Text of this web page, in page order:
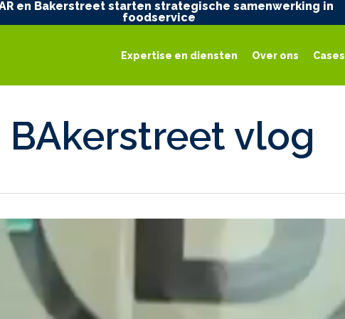
en Bakerstreet starten strategische samenwerking in
foodservice
Expertise en diensten Over ons Cases
vlog